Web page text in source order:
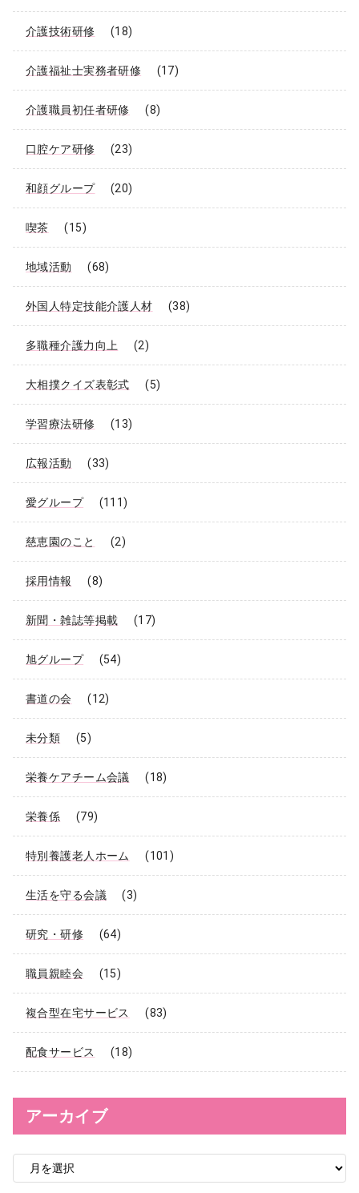
介護技術研修 (18)
介護福祉士実務者研修 (17)
介護職員初任者研修 (8)
口腔ケア研修 (23)
和顔グループ (20)
喫茶 (15)
地域活動 (68)
外国人特定技能介護人材 (38)
多職種介護力向上 (2)
大相撲クイズ表彰式 (5)
学習療法研修 (13)
広報活動 (33)
愛グループ (111)
慈恵園のこと (2)
採用情報 (8)
新聞・雑誌等掲載 (17)
旭グループ (54)
書道の会 (12)
未分類 (5)
栄養ケアチーム会議 (18)
栄養係 (79)
特別養護老人ホーム (101)
生活を守る会議 (3)
研究・研修 (64)
職員親睦会 (15)
複合型在宅サービス (83)
配食サービス (18)
アーカイブ
ア
カ